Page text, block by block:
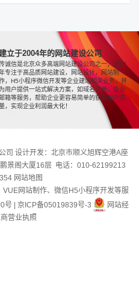
立于2004年的网站建设公司
诚信是北京众多高端网站建设公司之一，近20
专注于高品质网站建设，网站设计，网站制
，H5小程序微信开发等企业建站相关业务，并
用户提供一站式解决方案，如域名注册，企业
邮箱等服务，帮助企业更容易简单的获取用户流
，实现企业利润最大化！
司 设计开发：北京市顺义旭辉空港A座
景阁大厦16层 电话：010-62199213
网站地图
网站制作、微信H5小程序开发等服
号 京ICP备05019839号-3
网站经
营业执照